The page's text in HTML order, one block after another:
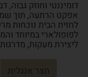
דומיננטי וחוזק
אפקט הרתעה, תוך
לחזית הבית נוכחות
לפופולארי במיוחד
ליצירת מעקות,